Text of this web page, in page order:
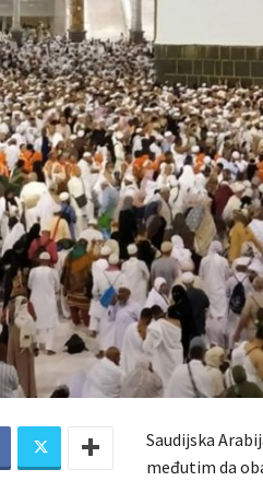
Saudijska
međutim da